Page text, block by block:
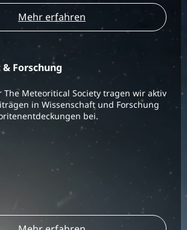
Mehr erfahren
Forschung
Meteoritical Society tragen wir aktiv
in Wissenschaft und Forschung
bei.